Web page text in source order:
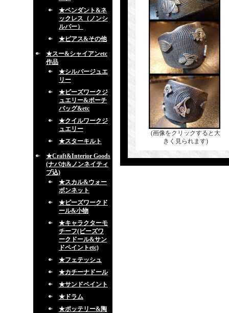
★ペンダント&ネ
ックレス（ノンシ
ルバー）
★ピアス&その他
★スー&シャイアンetc
作品
★シルバージュエ
リー
★ビーズワークジ
ュエリー&ポーチ
バッグ&etc
★クイルワークジ
ュエリー
★スターキルト
★Craft&Interior Goods
(ナバホ&ノンネイティ
ブ込)
★スカル&ウォー
ボンネット
★ビーズワークド
ール&小物
★キャラクターモ
チーフ(ビーズワ
ークドール&サン
ドペイントetc)
★フェテッシュ
★カチーナドール
★サンドペイント
★ドラム
★ポッテリー&陶
(画像をクリックすると大
きく見られます)